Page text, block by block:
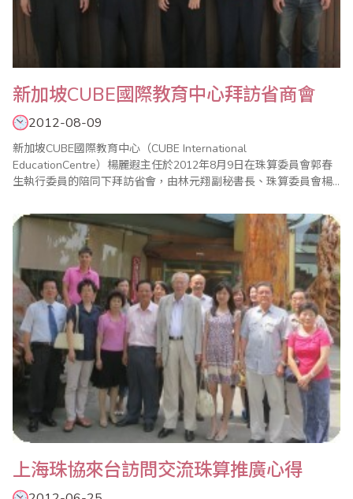
新加坡CUBE國際教育中心拜訪省商會
2012-08-09
新加坡CUBE國際教育中心（CUBE International
EducationCentre）楊麗遐主任於2012年8月9日在珠算委員會郭春
生執行委員的陪同下拜訪省會，由林元翔副秘書長、珠算委員會楊
算委員會的概況，也針對省商會在台灣以及海外的珠心算教學師
資、比賽、檢定等經驗交換意見。楊主任亦介紹該中心成立於2002
年，目前開設的課程涵蓋..
上海珠協來台訪問交流珠算推廣心得